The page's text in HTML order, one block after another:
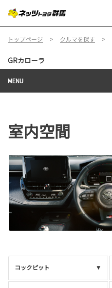
トップページ クルマを探す
GRカローラ
MENU
室内空間
コックピット